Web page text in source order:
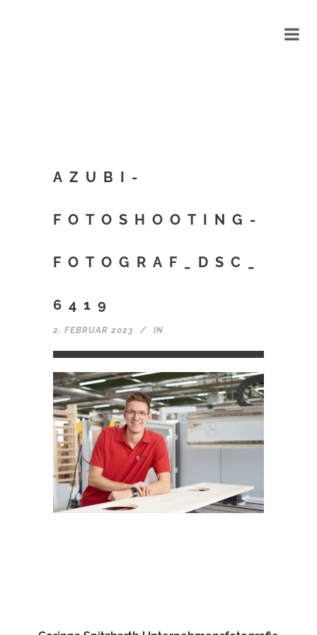
AZUBI-
FOTOSHOOTING-
FOTOGRAF_DSC_
6419
2. FEBRUAR 2023 IN